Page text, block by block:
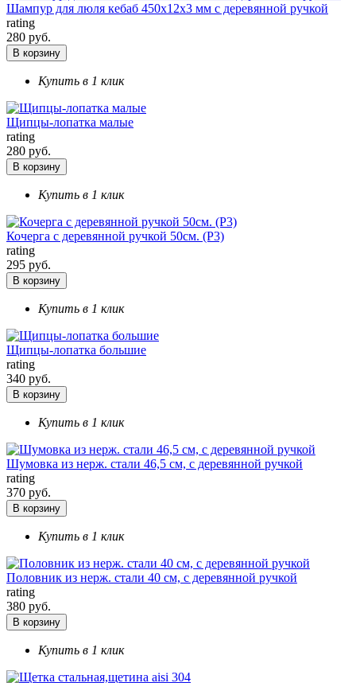
Шампур для люля кебаб 450х12х3 мм с деревянной ручкой
rating
280 руб.
В корзину
Купить в 1 клик
Щипцы-лопатка малые
rating
280 руб.
В корзину
Купить в 1 клик
Кочерга с деревянной ручкой 50см. (Р3)
rating
295 руб.
В корзину
Купить в 1 клик
Щипцы-лопатка большие
rating
340 руб.
В корзину
Купить в 1 клик
Шумовка из нерж. стали 46,5 см, с деревянной ручкой
rating
370 руб.
В корзину
Купить в 1 клик
Половник из нерж. стали 40 см, с деревянной ручкой
rating
380 руб.
В корзину
Купить в 1 клик